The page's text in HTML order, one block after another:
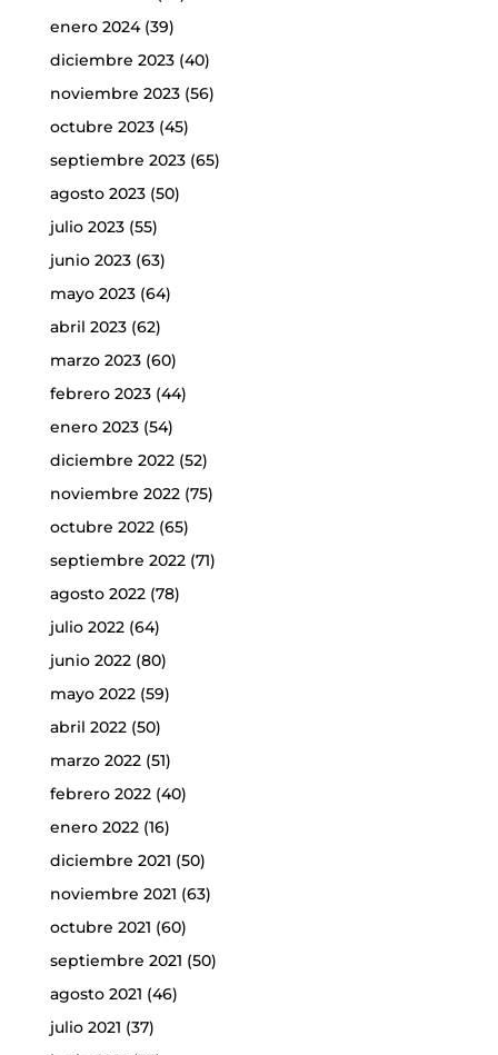
enero 2024(39)
diciembre 2023(40)
noviembre 2023(56)
octubre 2023(45)
septiembre 2023(65)
agosto 2023(50)
julio 2023(55)
junio 2023(63)
mayo 2023(64)
abril 2023(62)
marzo 2023(60)
febrero 2023(44)
enero 2023(54)
diciembre 2022(52)
noviembre 2022(75)
octubre 2022(65)
septiembre 2022(71)
agosto 2022(78)
julio 2022(64)
junio 2022(80)
mayo 2022(59)
abril 2022(50)
marzo 2022(51)
febrero 2022(40)
enero 2022(16)
diciembre 2021 (50)
noviembre 2021 (63)
octubre 2021 (60)
septiembre 2021 (50)
agosto 2021 (46)
julio 2021 (37)